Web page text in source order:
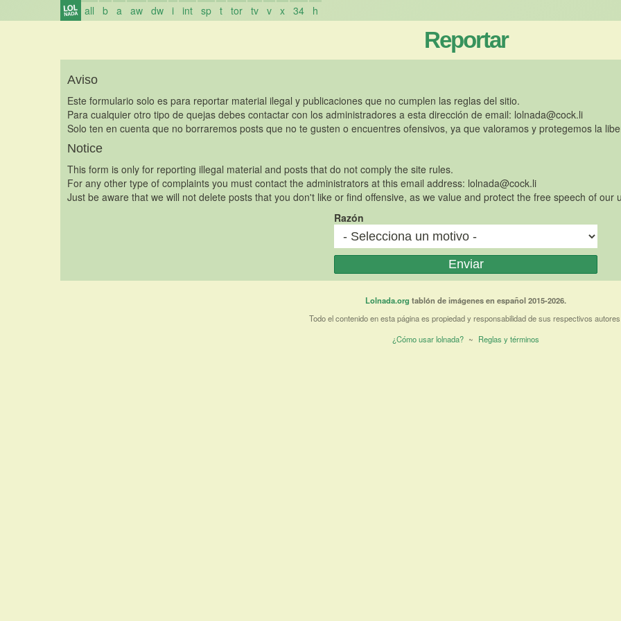
all b a aw dw i int sp t tor tv v x 34 h
Reportar
Aviso
Este formulario solo es para reportar material ilegal y publicaciones que no cumplen las reglas del sitio.
Para cualquier otro tipo de quejas debes contactar con los administradores a esta dirección de email: lolnada@cock.li
Solo ten en cuenta que no borraremos posts que no te gusten o encuentres ofensivos, ya que valoramos y protegemos la
Notice
This form is only for reporting illegal material and posts that do not comply the site rules.
For any other type of complaints you must contact the administrators at this email address: lolnada@cock.li
Just be aware that we will not delete posts that you don't like or find offensive, as we value and protect the free speech of our
Razón
Lolnada.org tablón de imágenes en español 2015-2026.
Todo el contenido en esta página es propiedad y responsabilidad de sus respectivos
¿Cómo usar lolnada? ~ Reglas y términos